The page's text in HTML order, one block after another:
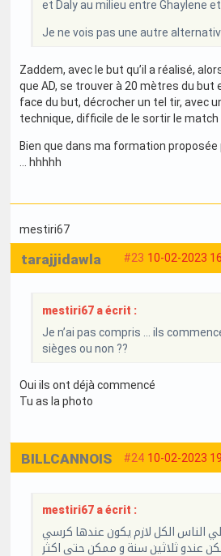
et Daly au milieu entre Ghaylene
Je ne vois pas une autre
Zaddem, avec le but qu’il a réalisé,
que AD, se trouver à 20 mètres du but
face du but, décrocher un tel tir, avec
technique, difficile de le sortir le match
Bien que dans ma formation proposée
… hhhhh
mestiri67
#23 10-02-2023
tarajjidawla
mestiri67 a écrit :
Je n’ai pas compris … ils
sièges ou non ??
Oui ils ont déjà commencé
Tu as la photo
#24 10-02-2023
BILLCANNOIS
mestiri67 a écrit :
الي الناس الكل لازم يكون عندها كرسي
عندو ثلاثين سنة و ممكن حتى اكثر